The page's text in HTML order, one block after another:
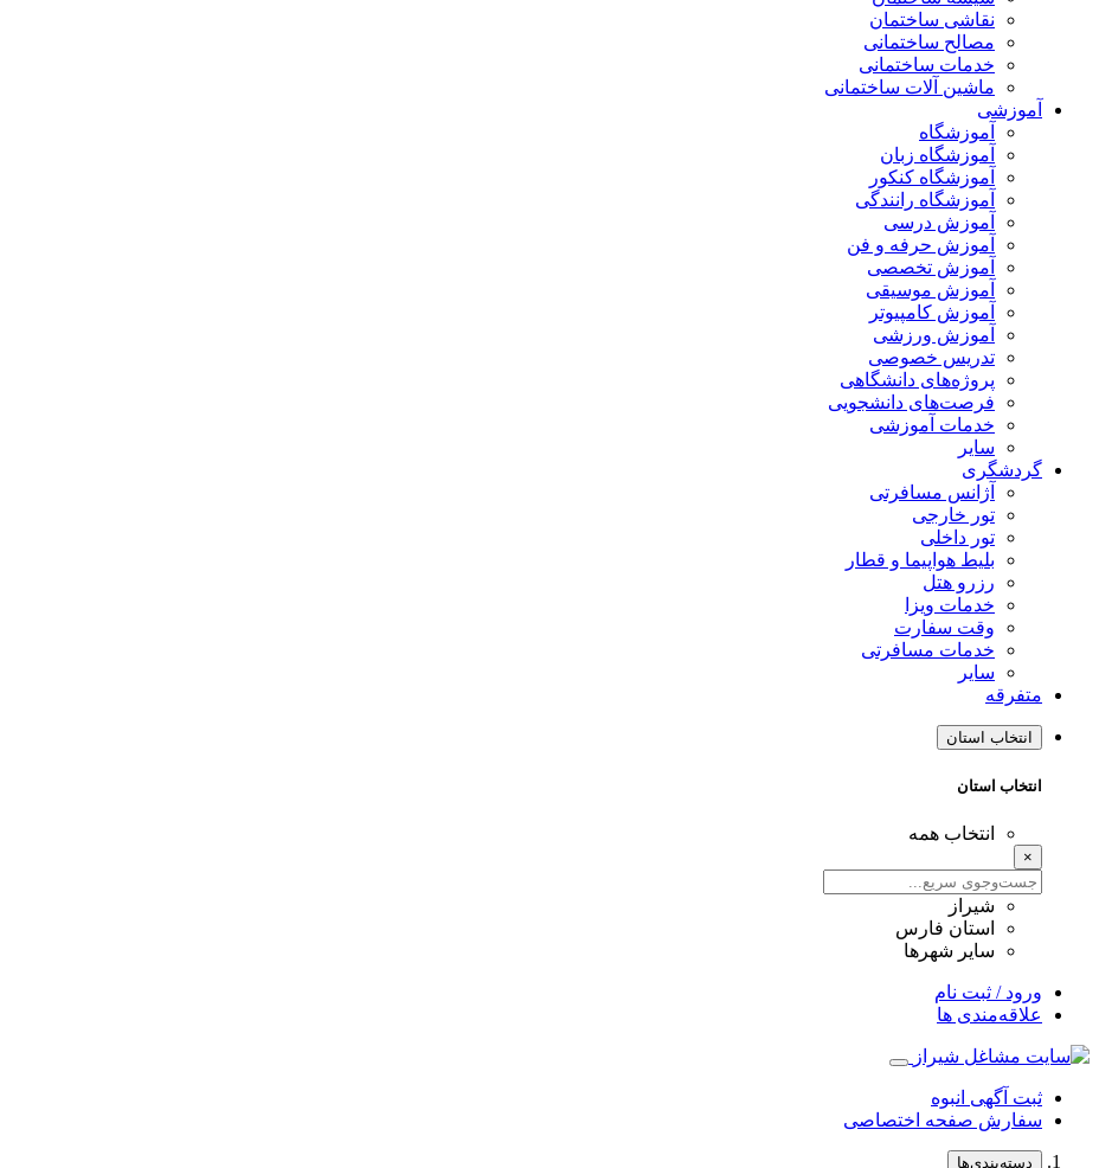
نقاشی ساختمان
مصالح ساختمانی
خدمات ساختمانی
ماشین آلات ساختمانی
آموزشی
آموزشگاه
آموزشگاه زبان
آموزشگاه کنکور
آموزشگاه رانندگی
آموزش درسی
آموزش حرفه و فن
آموزش تخصصی
آموزش موسیقی
آموزش کامپیوتر
آموزش ورزشی
تدریس خصوصی
پروژه‌های دانشگاهی
فرصت‌های دانشجویی
خدمات آموزشی
سایر
گردشگری
آژانس مسافرتی
تور خارجی
تور داخلی
بلیط هواپیما و قطار
رزرو هتل
خدمات ویزا
وقت سفارت
خدمات مسافرتی
سایر
متفرقه
انتخاب استان
انتخاب استان
انتخاب همه
×
شیراز
استان فارس
سایر شهرها
ورود / ثبت نام
علاقه‌مندی ها
ثبت آگهی انبوه
سفارش صفحه اختصاصی
دسته‌بندی‌ها